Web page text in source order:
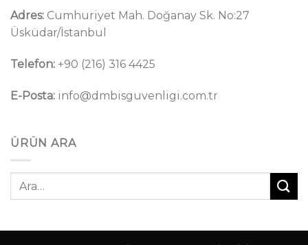
Adres: Cumhuriyet Mah. Doğanay Sk. No:27
Üsküdar/İstanbul
Telefon: +90 (216) 316 4425
E-Posta: info@dmbisguvenligi.com.tr
ÜRÜN ARA
Ara: